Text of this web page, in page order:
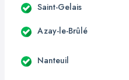
Saint-Gelais
Azay-le-Brûlé
Nanteuil